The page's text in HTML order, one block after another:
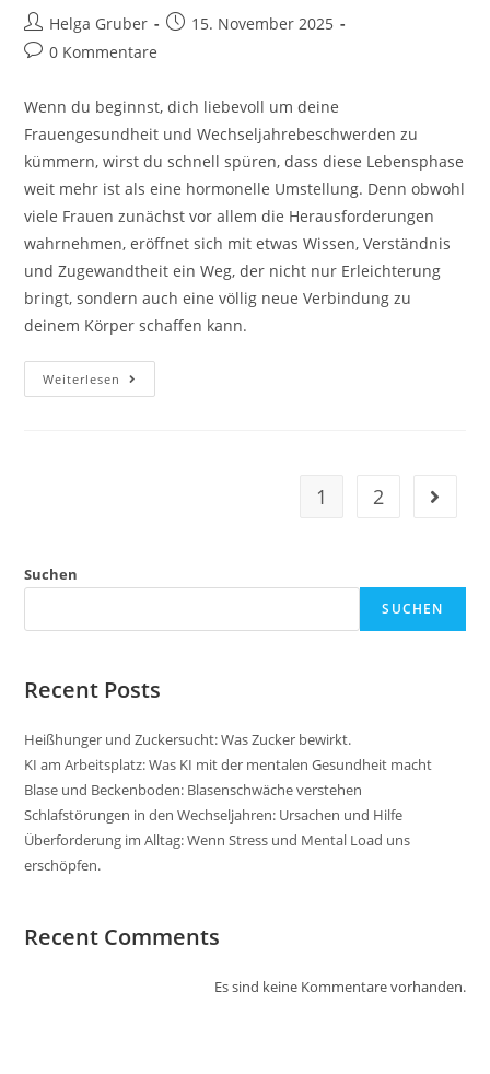
Beitrags-
Autor:
Helga Gruber
Beitrag15. November 2025
Beitrags-
0 Kommentare
Wenn du beginnst, dich liebevoll um deine
Frauengesundheit und Wechseljahrebeschwerden zu
kümmern, wirst du schnell spüren, dass diese Lebensphase
weit mehr ist als eine hormonelle Umstellung. Denn obwohl
viele Frauen zunächst vor allem die Herausforderungen
wahrnehmen, eröffnet sich mit etwas Wissen, Verständnis
und Zugewandtheit ein Weg, der nicht nur Erleichterung
bringt, sondern auch eine völlig neue Verbindung zu
deinem Körper schaffen kann.
Weiterlesen Frauengesundheit
Und
1 2 Gehe
Suchen
SUCHEN
Recent Posts
Heißhunger und Zuckersucht: Was Zucker bewirkt.
KI am Arbeitsplatz: Was KI mit der mentalen Gesundheit macht
Blase und Beckenboden: Blasenschwäche verstehen
Schlafstörungen in den Wechseljahren: Ursachen und Hilfe
Überforderung im Alltag: Wenn Stress und Mental Load uns
erschöpfen.
Recent Comments
Es sind keine Kommentare vorhanden.